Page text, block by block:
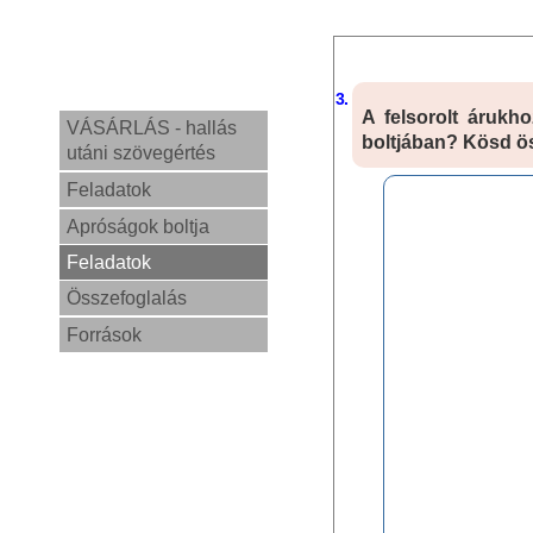
VÁSÁRLÁS - hallás
utáni szövegértés
Feladatok
Apróságok boltja
Feladatok
Összefoglalás
Források
3.
A felsorolt
boltjában? Kösd